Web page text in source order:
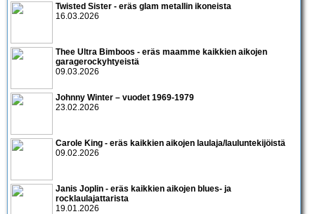
Twisted Sister - eräs glam metallin ikoneista
16.03.2026
Thee Ultra Bimboos - eräs maamme kaikkien aikojen
garagerockyhtyeistä
09.03.2026
Johnny Winter – vuodet 1969-1979
23.02.2026
Carole King - eräs kaikkien aikojen laulaja/lauluntekijöistä
09.02.2026
Janis Joplin - eräs kaikkien aikojen blues- ja
rocklaulajattarista
19.01.2026